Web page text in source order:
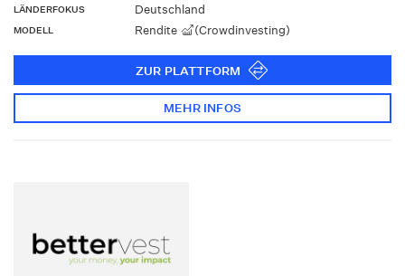
LÄNDERFOKUS Deutschland
MODELL Rendite (Crowdinvesting)
ZUR PLATTFORM
MEHR INFOS